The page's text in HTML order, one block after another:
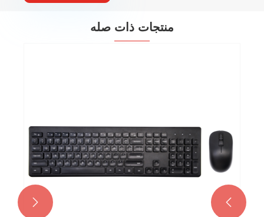
منتجات ذات صله

